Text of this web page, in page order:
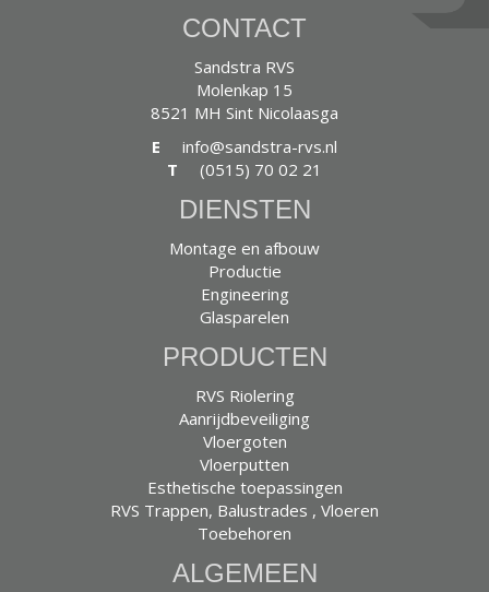
CONTACT
Sandstra RVS
Molenkap 15
8521 MH Sint Nicolaasga
E info@sandstra-rvs.nl
T (0515) 70 02 21
DIENSTEN
Montage en afbouw
Productie
Engineering
Glasparelen
PRODUCTEN
RVS Riolering
Aanrijdbeveiliging
Vloergoten
Vloerputten
Esthetische toepassingen
RVS Trappen, Balustrades , Vloeren
Toebehoren
ALGEMEEN